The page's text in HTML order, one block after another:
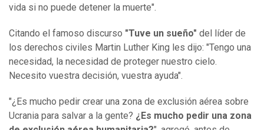
vida si no puede detener la muerte".
Citando el famoso discurso "Tuve un sueño" del líder de
los derechos civiles Martin Luther King les dijo: "Tengo una
necesidad, la necesidad de proteger nuestro cielo.
Necesito vuestra decisión, vuestra ayuda".
"¿Es mucho pedir crear una zona de exclusión aérea sobre
Ucrania para salvar a la gente? ¿Es mucho pedir una zona